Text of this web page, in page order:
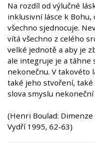
Na rozdíl od výlučné
inklusivní lásce k Bohu,
všechno sjednocuje.
vítá všechno z celého
velké jednotě a aby je
ale integruje je a táhne
nekonečnu. V takovéto
také jeho stvoření,
slova smyslu
(Henri Boulad:
Vydří 1995, 62-63)